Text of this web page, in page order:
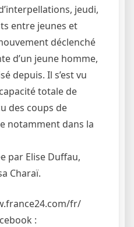
jeudi,
entre jeunes et
déclenché
d’un jeune homme,
depuis. Il s’est vu
totale de
des coups de
notamment dans la
par Elise Duffau,
Charaï.
fr/
: